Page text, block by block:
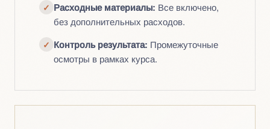
✓ Расходные материалы: Все включено,
без дополнительных расходов.
✓ Контроль результата: Промежуточные
осмотры в рамках курса.